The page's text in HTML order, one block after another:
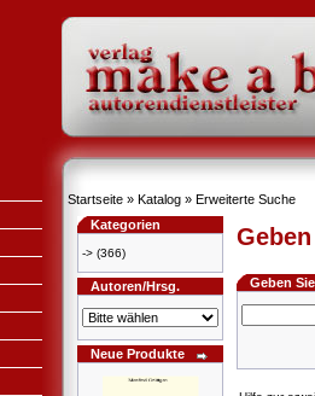
Startseite » Katalog » Erweiterte Suche
Kategorien
-> (366)
Autoren/Hrsg.
Neue Produkte
Geben